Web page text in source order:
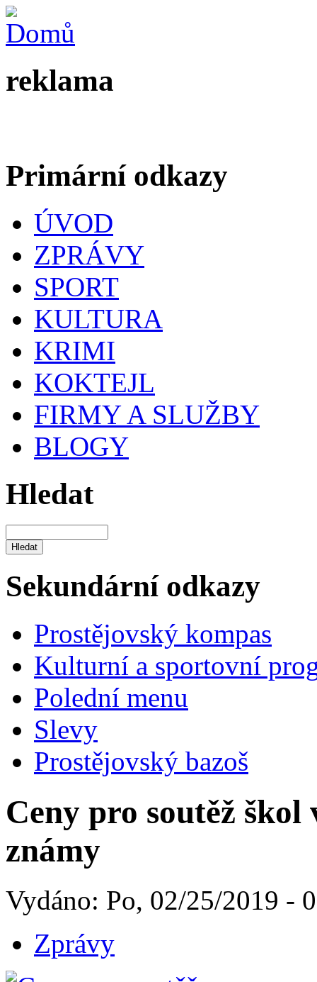
reklama
Primární odkazy
ÚVOD
ZPRÁVY
SPORT
KULTURA
KRIMI
KOKTEJL
FIRMY A SLUŽBY
BLOGY
Hledat
Sekundární odkazy
Prostějovský kompas
Kulturní a sportovní
Polední menu
Slevy
Prostějovský bazoš
Ceny pro soutěž
známy
Vydáno: Po, 02/25/2019 -
Zprávy